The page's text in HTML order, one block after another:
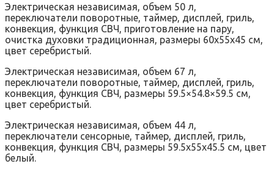
Электрическая независимая, объем 50 л,
переключатели поворотные, таймер, дисплей, гриль,
конвекция, функция СВЧ, приготовление на пару,
очистка духовки традиционная, размеры 60x55x45 см,
цвет серебристый.
Электрическая независимая, объем 67 л,
переключатели поворотные, таймер, дисплей, гриль,
конвекция, функция СВЧ, размеры 59.5×54.8×59.5 см,
цвет серебристый.
Электрическая независимая, объем 44 л,
переключатели сенсорные, таймер, дисплей, гриль,
конвекция, функция СВЧ, размеры 59.5x55x45.5 см, цвет
белый.